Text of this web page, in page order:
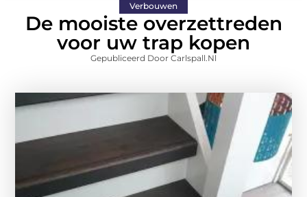
Verbouwen
De mooiste overzettreden
voor uw trap kopen
Gepubliceerd Door Carlspall.nl